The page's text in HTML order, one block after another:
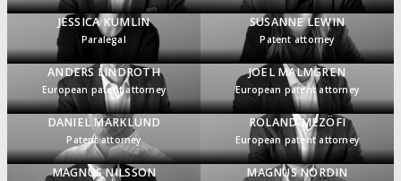
JESSICA KUMLIN
Paralegal
SUSANNE LEWIN
Patent attorney
ANDERS LINDROTH
European patent attorney
JOEL MALMGREN
European patent attorney
DANIEL MARKLUND
Patent attorney
ROLAND MEZÖFI
European patent attorney
MAGNUS NILSSON MAGNUS NORDIN